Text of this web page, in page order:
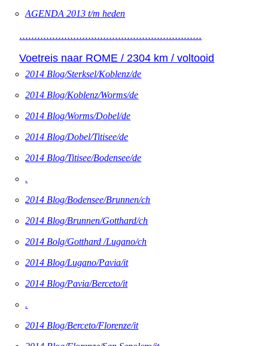
AGENDA 2013 t/m heden
.............................................................
Voetreis naar ROME / 2304 km / voltooid
2014 Blog/Sterksel/Koblenz/de
2014 Blog/Koblenz/Worms/de
2014 Blog/Worms/Dobel/de
2014 Blog/Dobel/Titisee/de
2014 Blog/Titisee/Bodensee/de
.
2014 Blog/Bodensee/Brunnen/ch
2014 Blog/Brunnen/Gotthard/ch
2014 Bolg/Gotthard /Lugano/ch
2014 Blog/Lugano/Pavia/it
2014 Blog/Pavia/Berceto/it
.
2014 Blog/Berceto/Florenze/it